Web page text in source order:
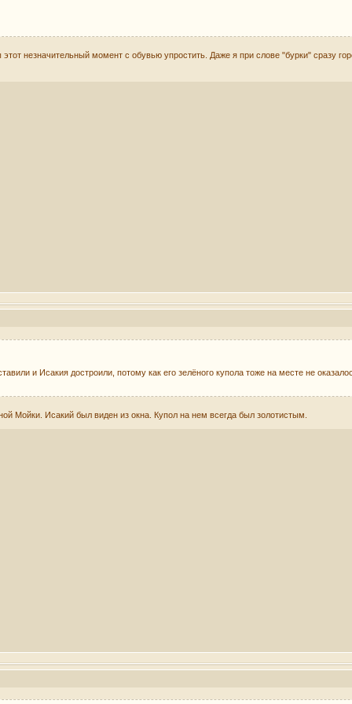
незначительный момент с обувью упростить. Даже я при слове "бурки" сразу
и Исакия достроили, потому как его зелёного купола тоже на месте не
Мойки. Исакий был виден из окна. Купол на нем всегда был золотистым.